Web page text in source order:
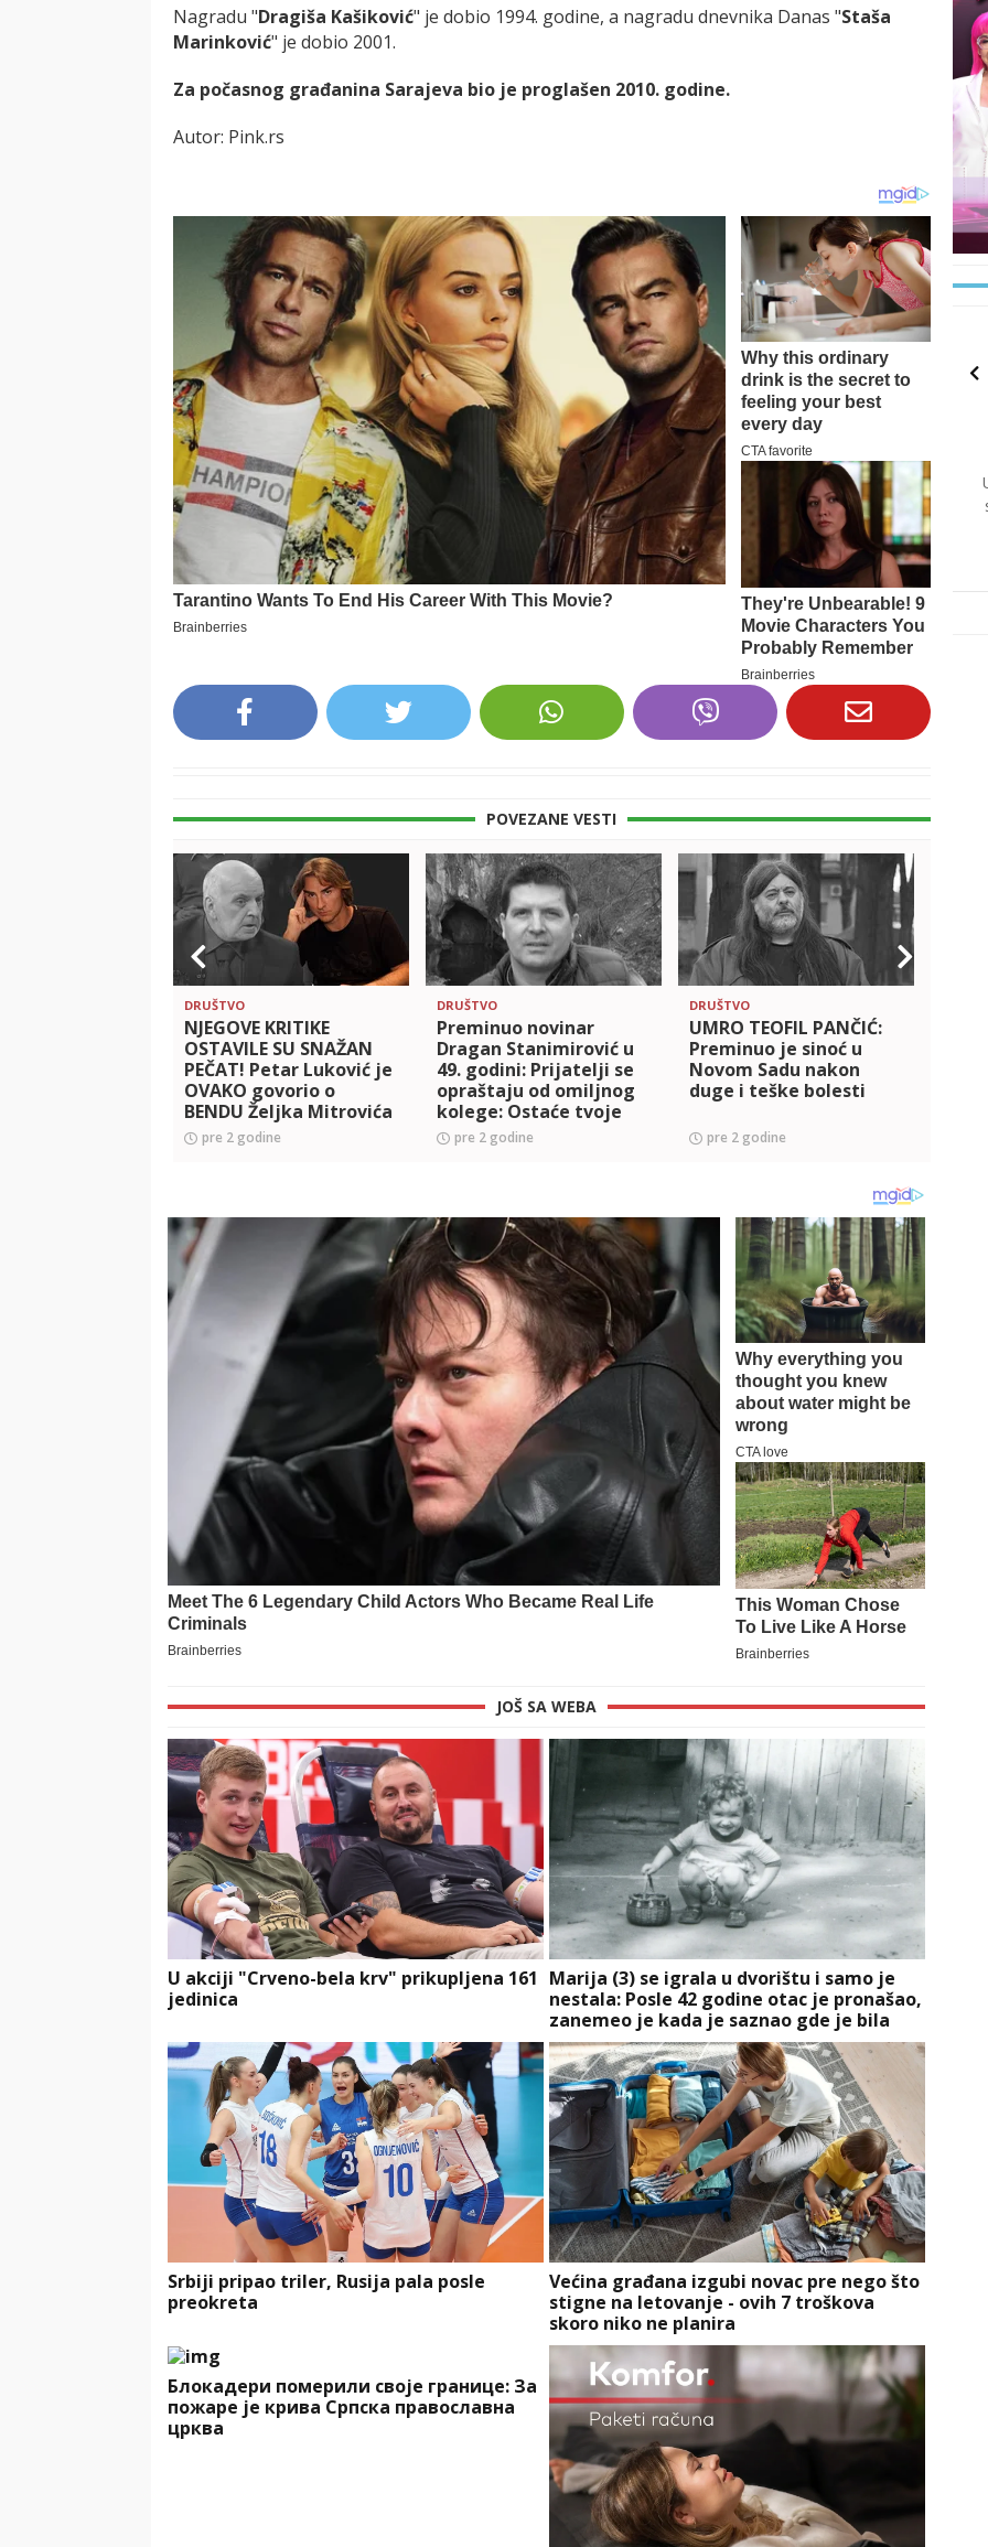
Nagradu "Dragiša Kašiković" je dobio 1994. godine, a nagradu dnevnika Danas "Staša
Marinković" je dobio 2001.
Za počasnog građanina Sarajeva bio je proglašen 2010. godine.
Autor: Pink.rs
POVEZANE VESTI
DRUŠTVO
NJEGOVE KRITIKE
OSTAVILE SU SNAŽAN
PEČAT! Petar Luković je
OVAKO govorio o
BENDU Željka Mitrovića
'The Monx'!
pre 2 godine
DRUŠTVO
Preminuo novinar
Dragan Stanimirović u
49. godini: Prijatelji se
opraštaju od omiljnog
kolege: Ostaće tvoje
pesme i tvoji tekstovi
da kroz njih ulepša
pre 2 godine
DRUŠTVO
UMRO TEOFIL PANČIĆ:
Preminuo je sinoć u
Novom Sadu nakon
duge i teške bolesti
pre 2 godine
JOŠ SA WEBA
U akciji "Crveno-bela krv" prikupljena 161
jedinica
Marija (3) se igrala u dvorištu i samo je
nestala: Posle 42 godine otac je pronašao,
zanemeo je kada je saznao gde je bila
Srbiji pripao triler, Rusija pala posle
preokreta
Većina građana izgubi novac pre nego što
stigne na letovanje - ovih 7 troškova
skoro niko ne planira
Блокадери померили своје границе: За
пожаре је крива Српска православна
црква